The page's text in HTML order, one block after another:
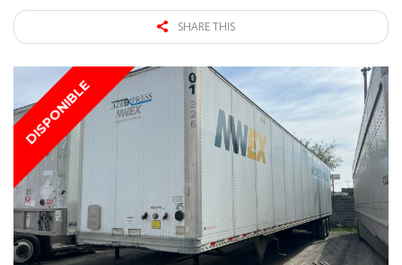
SHARE THIS
DISPONIBLE